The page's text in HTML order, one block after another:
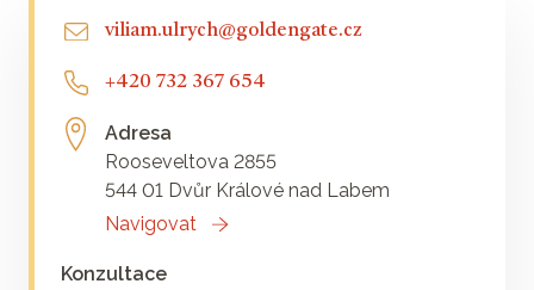
viliam.ulrych@goldengate.cz
+420 732 367 654
Adresa
Rooseveltova 2855
544 01 Dvůr Králové nad Labem
Navigovat
Konzultace